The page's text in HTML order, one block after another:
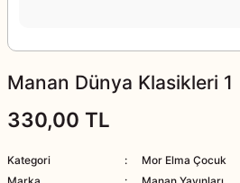
Manan Dünya Klasikleri 1
330,00 TL
Kategori
Mor Elma Çocuk